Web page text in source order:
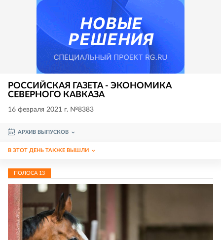
РОССИЙСКАЯ ГАЗЕТА - ЭКОНОМИКА
СЕВЕРНОГО КАВКАЗА
16 февраля 2021 г. №8383
АРХИВ ВЫПУСКОВ
В ЭТОТ ДЕНЬ ТАКЖЕ ВЫШЛИ
ПОЛОСА 13